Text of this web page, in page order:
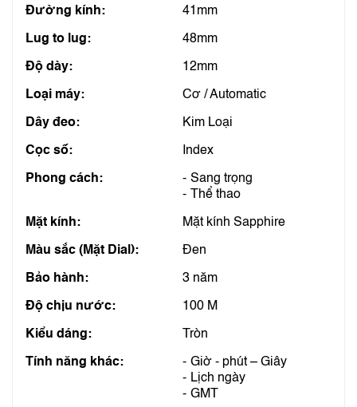
Đường kính: 41mm
Lug to lug: 48mm
Độ dày: 12mm
Loại máy: Cơ / Automatic
Dây đeo: Kim Loại
Cọc số: Index
Phong cách:
Sang trọng
Thể thao
Mặt kính: Mặt kính Sapphire
Màu sắc (Mặt Dial): Đen
Bảo hành: 3 năm
Độ chịu nước: 100 M
Kiểu dáng: Tròn
Tính năng khác:
Giờ - phút – Giây
Lịch ngày
GMT